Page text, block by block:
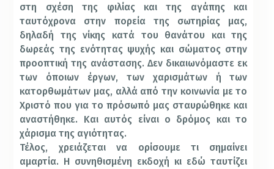
στη σχέση της φιλίας και της αγάπης και
ταυτόχρονα στην πορεία της σωτηρίας μας,
δηλαδή της νίκης κατά του θανάτου και της
δωρεάς της ενότητας ψυχής και σώματος στην
προοπτική της ανάστασης. Δεν δικαιωνόμαστε εκ
των όποιων έργων, των χαρισμάτων ή των
κατορθωμάτων μας, αλλά από την κοινωνία με το
Χριστό που για το πρόσωπό μας σταυρώθηκε και
αναστήθηκε. Και αυτός είναι ο δρόμος και το
χάρισμα της αγιότητας.
Τέλος, χρειάζεται να ορίσουμε τι σημαίνει
αμαρτία. Η συνηθισμένη εκδοχή κι εδώ ταυτίζει